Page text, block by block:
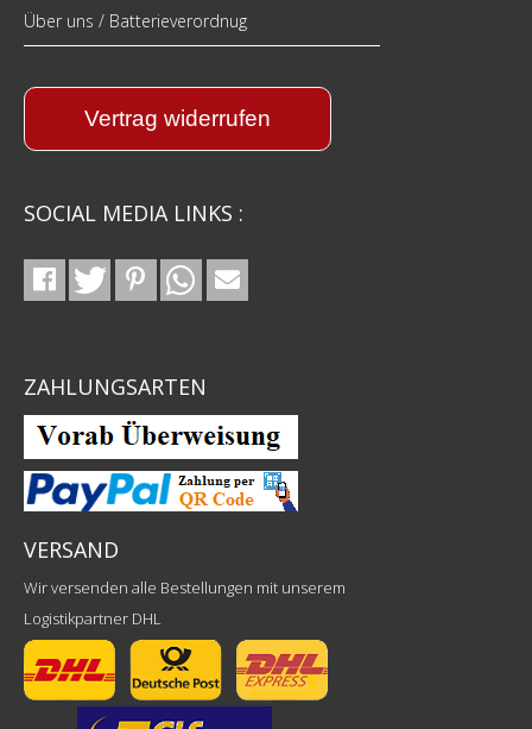
Über uns / Batterieverordnug
Vertrag widerrufen
SOCIAL MEDIA LINKS :
ZAHLUNGSARTEN
VERSAND
Wir versenden alle Bestellungen mit unserem
Logistikpartner DHL